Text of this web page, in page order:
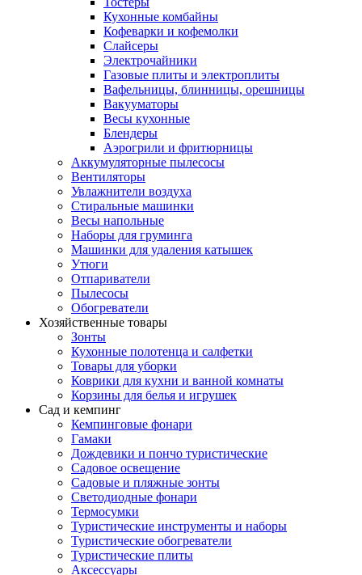
Кухонные комбайны
Кофеварки и кофемолки
Слайсеры
Электрочайники
Газовые плиты и электроплиты
Вафельницы, блинницы, орешницы
Вакууматоры
Весы кухонные
Блендеры
Аэрогрили и фритюрницы
Аккумуляторные пылесосы
Вентиляторы
Увлажнители воздуха
Стиральные машинки
Весы напольные
Наборы для груминга
Машинки для удаления катышек
Утюги
Отпариватели
Пылесосы
Обогреватели
Хозяйственные товары
Зонты
Кухонные полотенца и салфетки
Товары для уборки
Коврики для кухни и ванной комнаты
Корзины для белья и игрушек
Сад и кемпинг
Кемпинговые фонари
Гамаки
Дождевики и пончо туристические
Садовое освещение
Садовые и пляжные зонты
Светодиодные фонари
Термосумки
Туристические инструменты и наборы
Туристические обогреватели
Туристические плиты
Аксессуары